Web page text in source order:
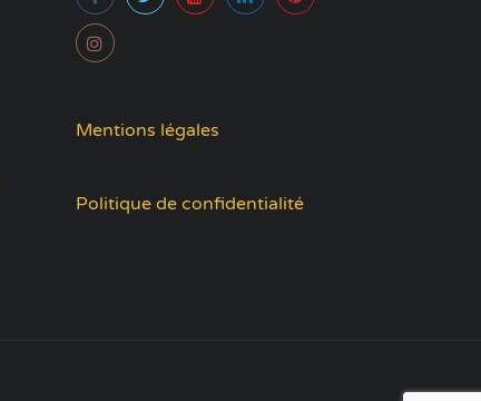
Mentions légales
Politique de confidentialité